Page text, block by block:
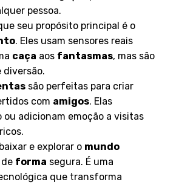
pessoa.
seu propósito principal é o
. Eles usam sensores reais
caça aos fantasmas, mas são
são perfeitas para criar
com amigos. Elas
ou adicionam emoção a visitas
e explorar o mundo
de forma segura. É uma
que transforma